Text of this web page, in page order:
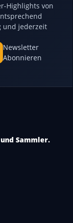
Highlights von
und jederzeit
Newsletter
Abonnieren
Sammler.